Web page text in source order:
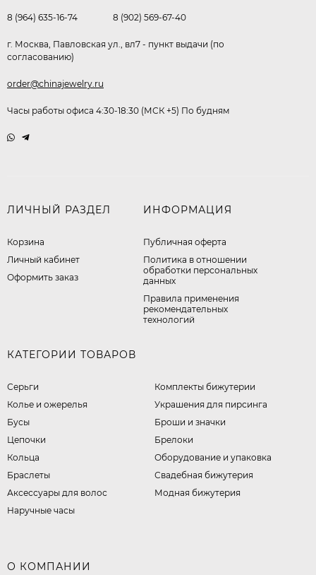
8 (964) 635-16-74 8 (902) 569-67-40
г. Москва, Павловская ул., вл7 - пункт выдачи (по
согласованию)
order@chinajewelry.ru
Часы работы офиса 4:30-18:30 (МСК +5) По будням
ЛИЧНЫЙ РАЗДЕЛ
Корзина
Личный кабинет
Оформить заказ
ИНФОРМАЦИЯ
Публичная оферта
​Политика в отношении
обработки персональных
данных
Правила применения
рекомендательных
технологий
КАТЕГОРИИ ТОВАРОВ
Серьги
Колье и ожерелья
Бусы
Цепочки
Кольца
Браслеты
Аксессуары для волос
Наручные часы
Комплекты бижутерии
Украшения для пирсинга
Броши и значки
Брелоки
Оборудование и упаковка
Свадебная бижутерия
Модная бижутерия
О КОМПАНИИ